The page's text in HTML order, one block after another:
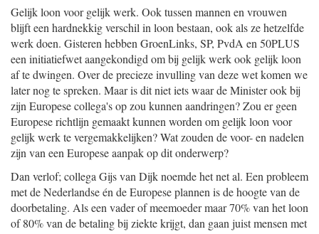
Gelijk loon voor gelijk werk. Ook tussen mannen en vrouwen
blijft een hardnekkig verschil in loon bestaan, ook als ze hetzelfde
werk doen. Gisteren hebben GroenLinks, SP, PvdA en 50PLUS
een initiatiefwet aangekondigd om bij gelijk werk ook gelijk loon
af te dwingen. Over de precieze invulling van deze wet komen we
later nog te spreken. Maar is dit niet iets waar de Minister ook bij
zijn Europese collega's op zou kunnen aandringen? Zou er geen
Europese richtlijn gemaakt kunnen worden om gelijk loon voor
gelijk werk te vergemakkelijken? Wat zouden de voor- en nadelen
zijn van een Europese aanpak op dit onderwerp?
Dan verlof; collega Gijs van Dijk noemde het net al. Een probleem
met de Nederlandse én de Europese plannen is de hoogte van de
doorbetaling. Als een vader of meemoeder maar 70% van het loon
of 80% van de betaling bij ziekte krijgt, dan gaan juist mensen met